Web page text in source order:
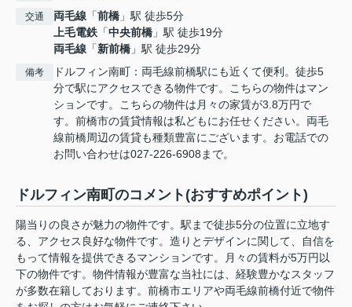
交通 両毛線 「前橋 」駅 徒歩5分
上毛電鉄 「中央前橋 」駅 徒歩19分
両毛線 「新前橋 」駅 徒歩29分
備考
ドルフィン南町：両毛線前橋駅にも近くて便利。徒歩5
分で駅にアクセスできる物件です。こちらの物件はマン
ションです。こちらの物件は月々の家賃が3.8万円で
す。前橋市の賃貸情報は私どもにお任せください。両毛
線前橋周辺の賃貸も種類豊富にございます。お電話での
お問い合わせは027-226-6908まで。
ドルフィン南町のコメント(おすすめポイント)
陽当りの良さが魅力の物件です。駅まで徒歩5分の位置に立地す
る、アクセス良好な物件です。造りとデザインに関して、自信を
もって情報を提供できるマンションです。月々の賃料が5万円以
下の物件です。物件情報が豊富な当社には、経験豊かなスタッフ
が多数在籍しております。前橋市エリアや両毛線前橋付近で物件